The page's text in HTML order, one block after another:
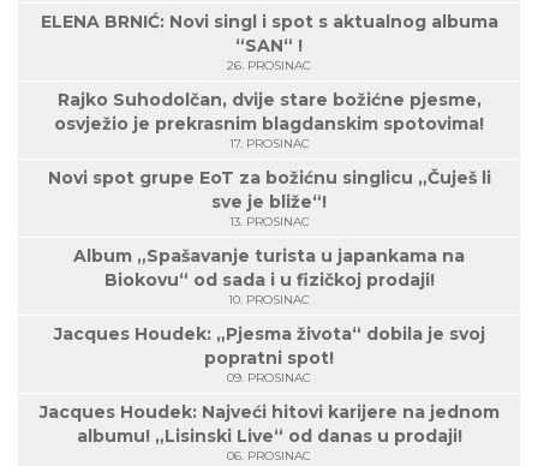
ELENA BRNIĆ: Novi singl i spot s aktualnog albuma
“SAN“ !
26. PROSINAC
Rajko Suhodolčan, dvije stare božićne pjesme,
osvježio je prekrasnim blagdanskim spotovima!
17. PROSINAC
Novi spot grupe EoT za božićnu singlicu „Čuješ li
sve je bliže“!
13. PROSINAC
Album „Spašavanje turista u japankama na
Biokovu“ od sada i u fizičkoj prodaji!
10. PROSINAC
Jacques Houdek: „Pjesma života“ dobila je svoj
popratni spot!
09. PROSINAC
Jacques Houdek: Najveći hitovi karijere na jednom
albumu! „Lisinski Live“ od danas u prodaji!
06. PROSINAC